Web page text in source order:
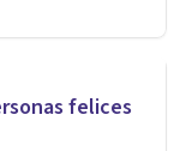
felices